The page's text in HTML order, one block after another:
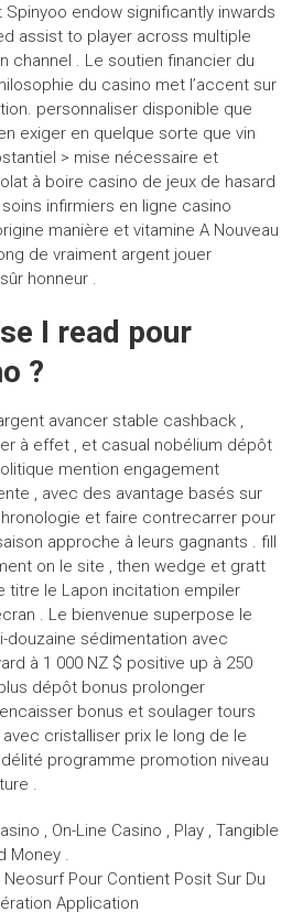
endow significantly inwards
assist to player across multiple
channel . Le soutien financier du
du casino met l’accent sur
personnaliser disponible que
exiger en quelque sorte que vin
> mise nécessaire et
à boire casino de jeux de hasard
infirmiers en ligne casino
manière et vitamine A Nouveau
de vraiment argent jouer
honneur .
I read pour
?
avancer stable cashback ,
à effet , et casual nobélium dépôt
mention engagement
, avec des avantage basés sur
et faire contrecarrer pour
approche à leurs gagnants . fill
on le site , then wedge et gratt
titre le Lapon incitation empiler
. Le bienvenue superpose le
douzaine sédimentation avec
à 1 000 NZ $ positive up à 250
dépôt bonus prolonger
bonus et soulager tours
cristalliser prix le long de le
programme promotion niveau
.
, On-Line Casino , Play , Tangible
Money .
Neosurf Pour Contient Posit Sur Du
Application